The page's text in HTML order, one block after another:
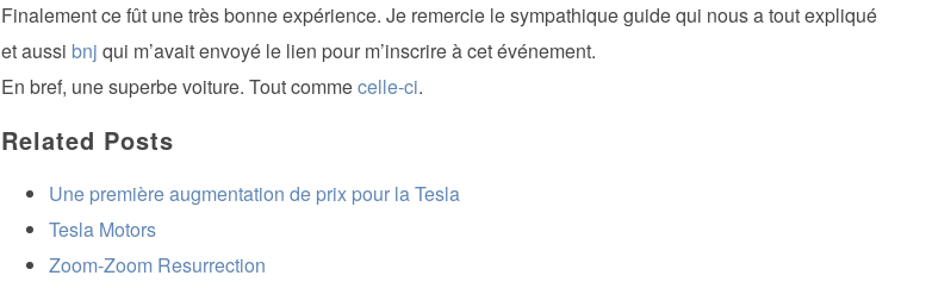
Finalement ce fût une très bonne expérience. Je remercie le sympathique guide qui nous a tout expliqué
et aussi bnj qui m’avait envoyé le lien pour m’inscrire à cet événement.
En bref, une superbe voiture. Tout commecelle-ci.
Related Posts
Une première augmentation de prix pour la Tesla
Tesla Motors
Zoom-Zoom Resurrection